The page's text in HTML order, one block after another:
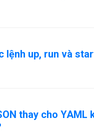
lệnh up, run và
thay cho